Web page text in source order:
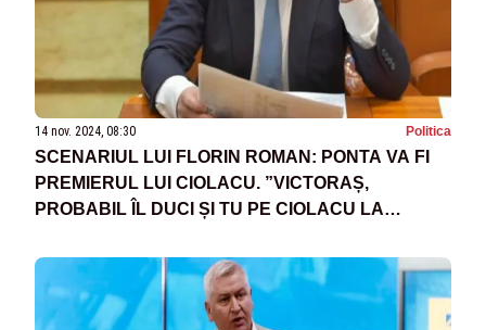
14 nov. 2024, 08:30 Politica
SCENARIUL LUI FLORIN ROMAN: PONTA VA FI
PREMIERUL LUI CIOLACU. ”VICTORAȘ,
PROBABIL ÎL DUCI ȘI TU PE CIOLACU LA